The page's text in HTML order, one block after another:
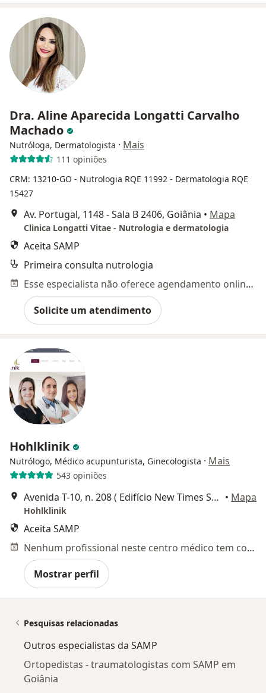
Dra. Aline Aparecida Longatti Carvalho
Machado
Nutróloga, Dermatologista · Mais
111 opiniões
CRM: 13210-GO - Nutrologia RQE 11992 - Dermatologia RQE
15427
Av. Portugal, 1148 - Sala B 2406, Goiânia • Mapa
Clinica Longatti Vitae - Nutrologia e dermatologia
Aceita SAMP
Primeira consulta nutrologia
Esse especialista não oferece agendamento online para esse endereço.
Solicite um atendimento
Hohlklinik
Nutrólogo, Médico acupunturista, Ginecologista · Mais
543 opiniões
Avenida T-10, n. 208 ( Edifício New Times Square Urban Office, sala 1407), Goiânia • Mapa
Hohlklinik
Aceita SAMP
Nenhum profissional neste centro médico tem consultas disponíveis
Mostrar perfil
Pesquisas relacionadas
Outros especialistas da SAMP
Ortopedistas - traumatologistas com SAMP em
Goiânia